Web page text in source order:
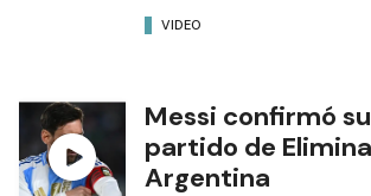
VIDEO
Messi confirmó
partido de
Argentina